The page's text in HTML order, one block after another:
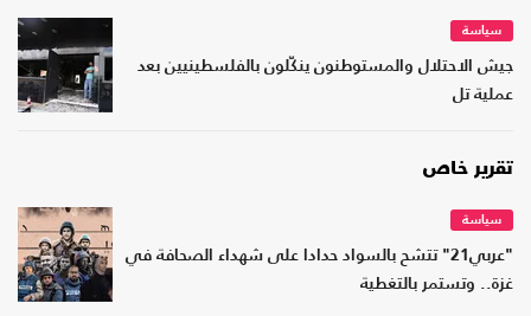
سياسة
جيش الاحتلال والمستوطنون ينكّلون بالفلسطينيين بعد
عملية تل
تقرير خاص
سياسة
"عربي21" تتشح بالسواد حدادا على شهداء الصحافة في
غزة.. وتستمر بالتغطية